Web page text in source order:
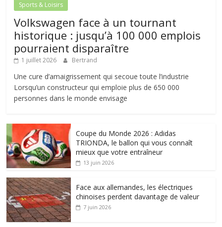
Sports & Loisirs
Volkswagen face à un tournant
historique : jusqu’à 100 000 emplois
pourraient disparaître
1 juillet 2026 Bertrand
Une cure d’amaigrissement qui secoue toute l’industrie
Lorsqu’un constructeur qui emploie plus de 650 000
personnes dans le monde envisage
Coupe du Monde 2026 : Adidas
TRIONDA, le ballon qui vous connaît
mieux que votre entraîneur
13 juin 2026
Face aux allemandes, les électriques
chinoises perdent davantage de valeur
7 juin 2026